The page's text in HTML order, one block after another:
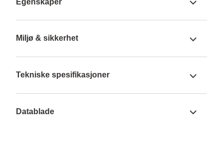
Miljø & sikkerhet
Tekniske spesifikasjoner
Datablade